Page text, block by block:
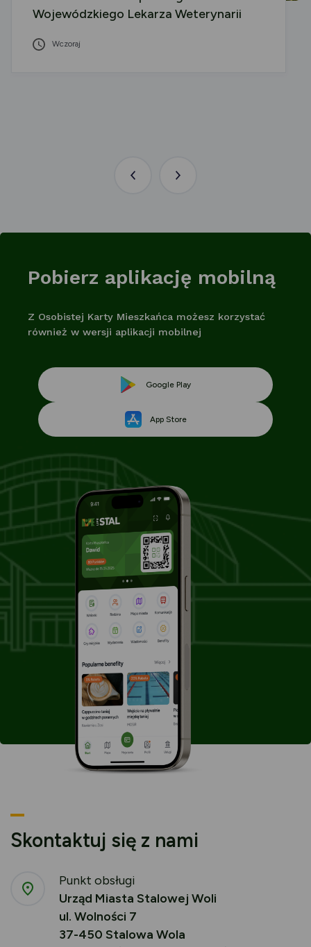
Wojewódzkiego Lekarza Weterynarii
Wczoraj
PoprzedniaNastępna
Pobierz aplikację mobilną
Z Osobistej Karty Mieszkańca możesz korzystać
również w wersji aplikacji mobilnej
Google PlayLink
karcie
App StoreLink
nowej
Skontaktuj się z nami
Punkt obsługi
Urząd Miasta Stalowej Woli
ul. Wolności 7
37-450 Stalowa Wola